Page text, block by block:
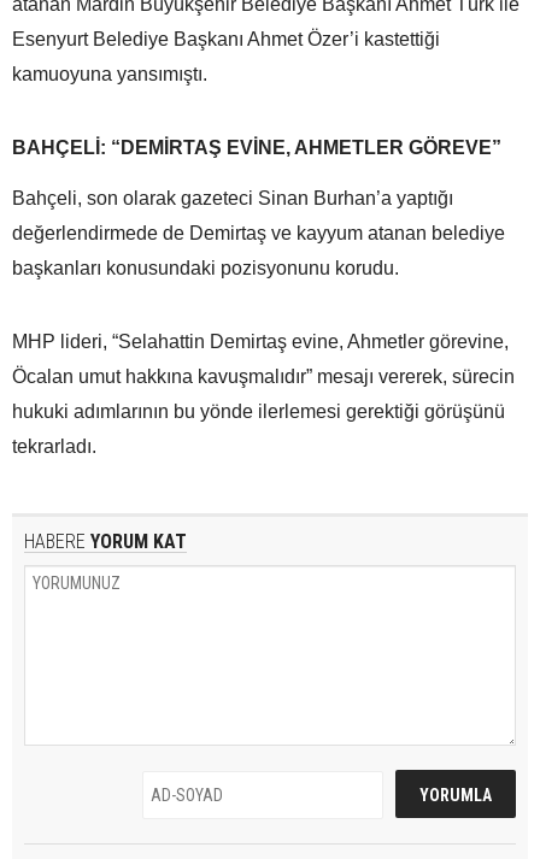
Esenyurt Belediye Başkanı Ahmet Özer’i kastettiği
kamuoyuna yansımıştı.
BAHÇELİ: “DEMİRTAŞ EVİNE, AHMETLER GÖREVE”
Bahçeli, son olarak gazeteci Sinan Burhan’a yaptığı
değerlendirmede de Demirtaş ve kayyum atanan belediye
başkanları konusundaki pozisyonunu korudu.
MHP lideri, “Selahattin Demirtaş evine, Ahmetler görevine,
Öcalan umut hakkına kavuşmalıdır” mesajı vererek, sürecin
hukuki adımlarının bu yönde ilerlemesi gerektiği görüşünü
tekrarladı.
HABERE YORUM KAT